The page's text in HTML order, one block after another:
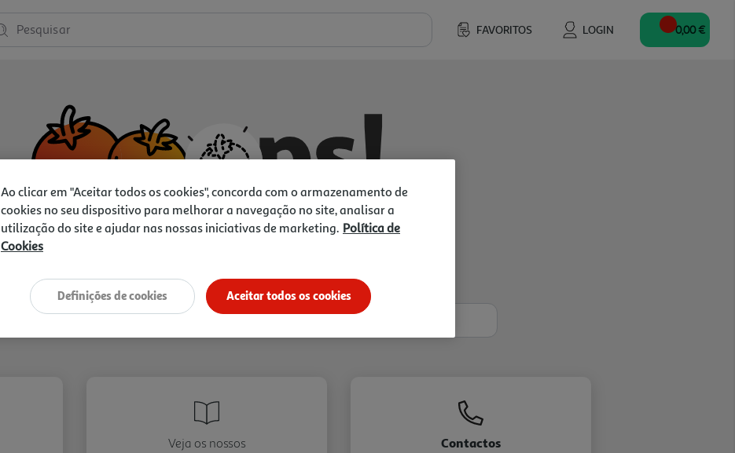
FAVORITOS LOGIN
Pesquisar 0,00 €
Vamos tentar de novo?
Veja os nossos
Contactos
Ao clicar em "Aceitar todos os cookies", concorda com o armazenamento de
cookies no seu dispositivo para melhorar a navegação no site, analisar a
utilização do site e ajudar nas nossas iniciativas de marketing. Política de
Cookies
Aceitar todos os cookies
Definições de cookies